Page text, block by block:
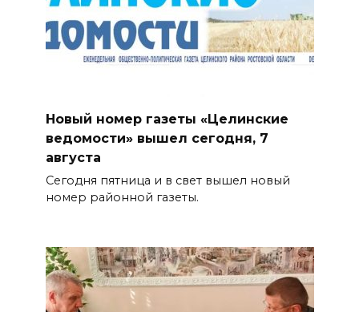
Новый номер газеты «Целинские
ведомости» вышел сегодня, 7
августа
Сегодня пятница и в свет вышел новый
номер районной газеты.